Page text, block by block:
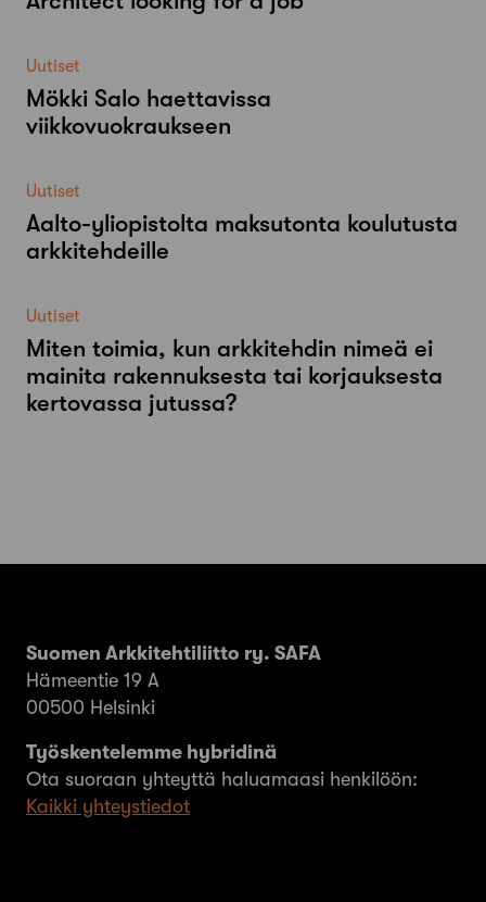
Uutiset
Mökki Salo haettavissa
viikkovuokraukseen
Uutiset
Aalto-​yliopistolta maksutonta koulutusta
arkkitehdeille
Uutiset
Miten toimia, kun arkkitehdin nimeä ei
mainita rakennuksesta tai korjauksesta
kertovassa jutussa?
Suomen Arkkitehtiliitto ry. SAFA
Hämeentie 19 A
00500 Helsinki
Työskentelemme hybridinä
Ota suoraan yhteyttä haluamaasi henkilöön:
Kaikki yhteystiedot